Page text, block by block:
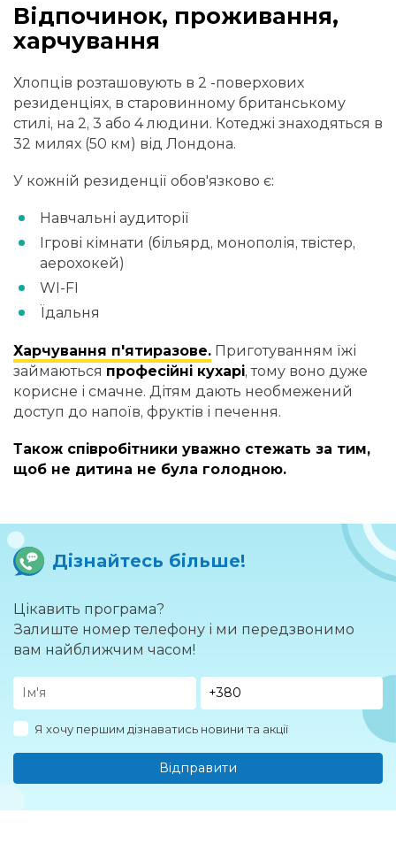
Відпочинок, проживання,
харчування
Хлопців розташовують в 2 -поверхових
резиденціях, в старовинному британському
стилі, на 2, 3 або 4 людини. Котеджі знаходяться в
32 милях (50 км) від Лондона.
У кожній резиденції обов'язково є:
Навчальні аудиторії
Ігрові кімнати (більярд, монополія, твістер,
аерохокей)
WI-FI
Їдальня
Харчування п'ятиразове. Приготуванням їжі
займаються професійні кухарі, тому воно дуже
корисне і смачне. Дітям дають необмежений
доступ до напоїв, фруктів і печення.
Також співробітники уважно стежать за тим,
щоб не дитина не була голодною.
Дізнайтесь більше!
Цікавить програма?
Залиште номер телефону і ми передзвонимо
вам найближчим часом!
Я хочу першим дізнаватись новини та акції
Відправити